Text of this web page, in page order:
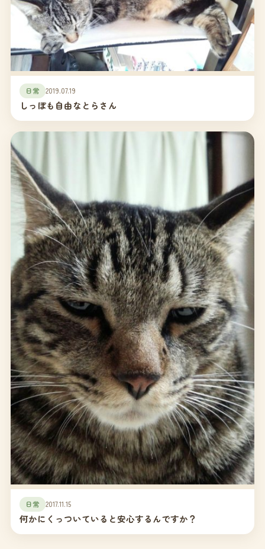
日常 2019.07.19
しっぽも自由なとらさん
日常 2017.11.15
何かにくっついていると安心するんですか？